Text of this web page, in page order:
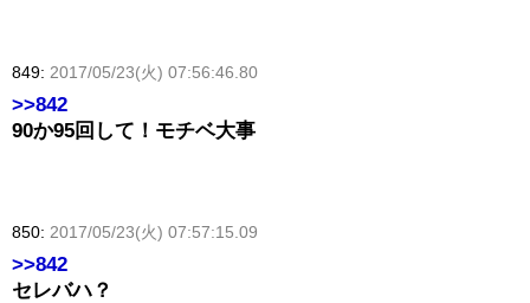
849: 2017/05/23(火) 07:56:46.80
>>842
90か95回して！モチベ大事
850: 2017/05/23(火) 07:57:15.09
>>842
セレバハ？